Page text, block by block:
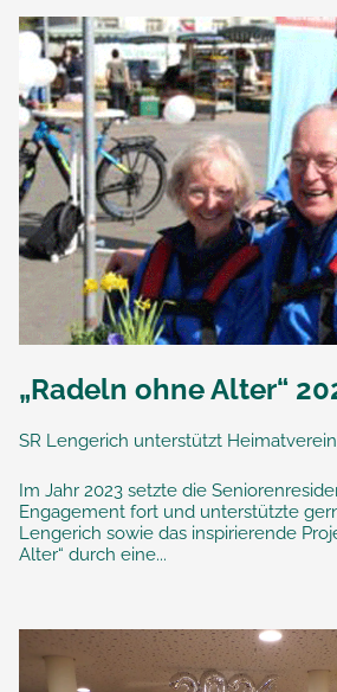
„Radeln ohne Alter“
SR Lengerich unterstützt Heimatverein
Im Jahr 2023 setzte die
Engagement fort und unterstützte
Lengerich sowie das inspirierende
Alter“ durch eine...